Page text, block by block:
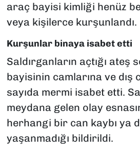
araç bayisi kimliği henüz
veya kişilerce kurşunlandı.
Kurşunlar binaya isabet etti
Saldırganların açtığı ateş
bayisinin camlarına ve dış
sayıda mermi isabet etti.
meydana gelen olay
herhangi bir can kaybı ya
yaşanmadığı bildirildi.